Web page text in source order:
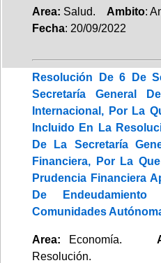
Area: Salud. Ambito:
Fecha: 20/09/2022
Resolución De 6 De
Secretaría General
Internacional, Por La
Incluido En La
De La Secretaría
Financiera, Por La
Prudencia Financiera
De
Comunidades
Area: Economía.
Resolución.